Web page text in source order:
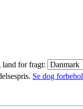
for fragt:
Se dog